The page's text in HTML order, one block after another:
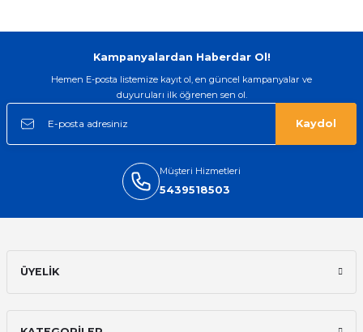
Kampanyalardan Haberdar Ol!
Hemen E-posta listemize kayıt ol, en güncel kampanyalar ve
duyuruları ilk öğrenen sen ol.
Kaydol
Müşteri Hizmetleri
5439518503
ÜYELİK